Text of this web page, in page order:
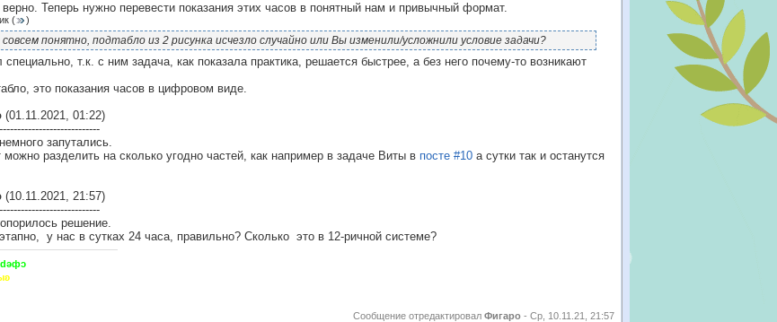
Теперь нужно перевести показания этих часов в понятный нам и привычный формат.
( )
понятно, подтабло из 2 рисунка исчезло случайно или Вы изменили/усложнили условие задачи?
специально, т.к. с ним задача, как показала практика, решается быстрее, а без него почему-то возникают
это показания часов в цифровом виде.
(01.11.2021, 01:22)
запутались.
разделить на сколько угодно частей, как например в задаче Виты в посте #10 а сутки так и останутся
(10.11.2021, 21:57)
решение.
у нас в сутках 24 часа, правильно? Сколько это в 12-ричной системе?
Сообщение отредактировал Фигаро - Ср, 10.11.21, 21:57